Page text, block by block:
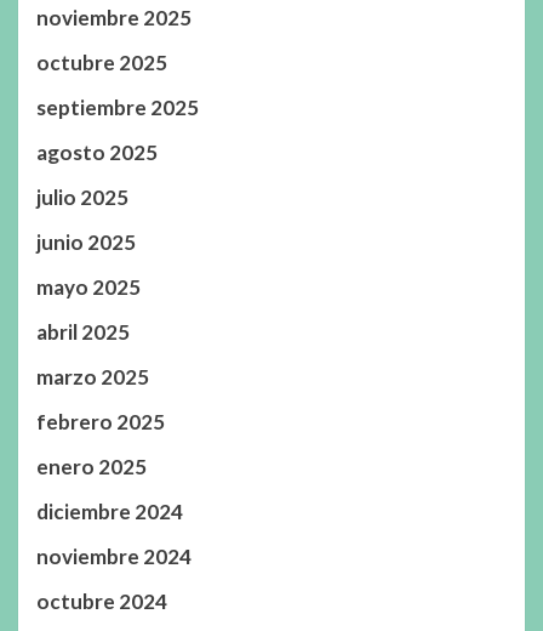
noviembre 2025
octubre 2025
septiembre 2025
agosto 2025
julio 2025
junio 2025
mayo 2025
abril 2025
marzo 2025
febrero 2025
enero 2025
diciembre 2024
noviembre 2024
octubre 2024